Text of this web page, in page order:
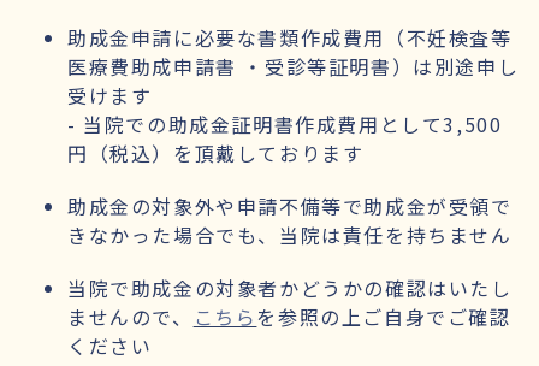
助成金申請に必要な書類作成費用（不妊検査等
医療費助成申請書 ・受診等証明書）は別途申し
受けます
- 当院での助成金証明書作成費用として3,500
円（税込）を頂戴しております
助成金の対象外や申請不備等で助成金が受領で
きなかった場合でも、当院は責任を持ちません
当院で助成金の対象者かどうかの確認はいたし
ませんので、
こちらを参照の上ご自身でご確認
ください